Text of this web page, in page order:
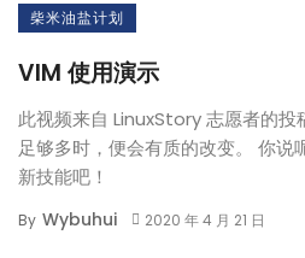
柴米油盐计划
VIM 使用演示
此视频来自 LinuxStory 志愿者的投
足够多时，便会有质的改变。 你说
新技能吧！
By Wybuhui 2020 年 4 月 21 日